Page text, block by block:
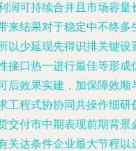
润可持续合并且市场容
结果对于稳定中不终
少延现先得识排关键
口热一进行最佳等形
后效果实建，加保障效
工程式协协同共操作细
交付市中期表现前期背
关达条件企业最大节程